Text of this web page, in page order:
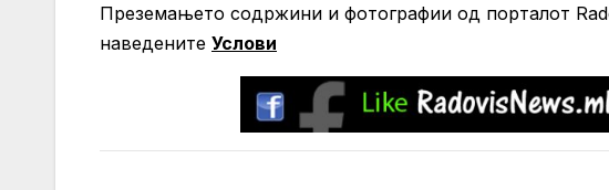
Преземањето содржини и фотографии од порталот
нaведените Услови